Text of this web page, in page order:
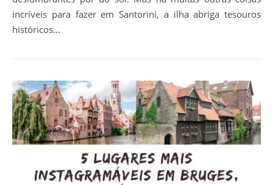
incríveis para fazer em Santorini, a ilha abriga tesouros
históricos…